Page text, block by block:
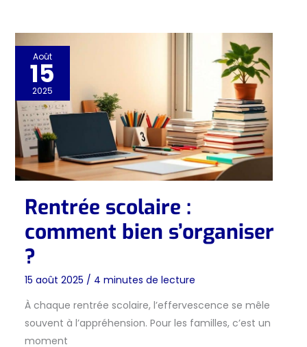
Août
15
2025
Rentrée scolaire :
comment bien s’organiser
?
15 août 2025 / 4 minutes de lecture
À chaque rentrée scolaire, l’effervescence se mêle
souvent à l’appréhension. Pour les familles, c’est un
moment